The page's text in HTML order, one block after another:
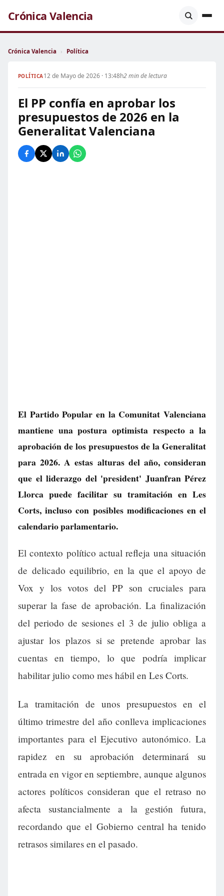
Crónica Valencia
Crónica Valencia › Política
POLÍTICA12 de Mayo de 2026 · 13:48h2 min de lectura
El PP confía en aprobar los
presupuestos de 2026 en la
Generalitat Valenciana
El Partido Popular en la Comunitat Valenciana
mantiene una postura optimista respecto a la
aprobación de los presupuestos de la Generalitat
para 2026. A estas alturas del año, consideran
que el liderazgo del 'president' Juanfran Pérez
Llorca puede facilitar su tramitación en Les
Corts, incluso con posibles modificaciones en el
calendario parlamentario.
El contexto político actual refleja una situación
de delicado equilibrio, en la que el apoyo de
Vox y los votos del PP son cruciales para
superar la fase de aprobación. La finalización
del periodo de sesiones el 3 de julio obliga a
ajustar los plazos si se pretende aprobar las
cuentas en tiempo, lo que podría implicar
habilitar julio como mes hábil en Les Corts.
La tramitación de unos presupuestos en el
último trimestre del año conlleva implicaciones
importantes para el Ejecutivo autonómico. La
rapidez en su aprobación determinará su
entrada en vigor en septiembre, aunque algunos
actores políticos consideran que el retraso no
afecta sustancialmente a la gestión futura,
recordando que el Gobierno central ha tenido
retrasos similares en el pasado.